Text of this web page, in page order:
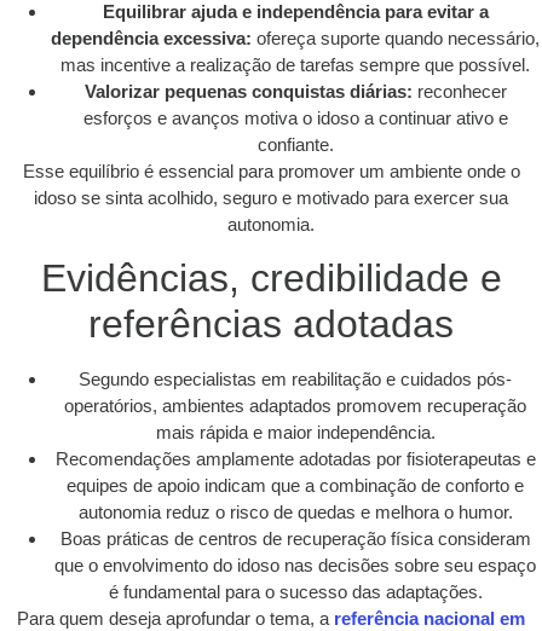
Equilibrar ajuda e independência para evitar a
dependência excessiva: ofereça suporte quando necessário,
mas incentive a realização de tarefas sempre que possível.
Valorizar pequenas conquistas diárias: reconhecer
esforços e avanços motiva o idoso a continuar ativo e
confiante.
Esse equilíbrio é essencial para promover um ambiente onde o
idoso se sinta acolhido, seguro e motivado para exercer sua
autonomia.
Evidências, credibilidade e
referências adotadas
Segundo especialistas em reabilitação e cuidados pós-
operatórios, ambientes adaptados promovem recuperação
mais rápida e maior independência.
Recomendações amplamente adotadas por fisioterapeutas e
equipes de apoio indicam que a combinação de conforto e
autonomia reduz o risco de quedas e melhora o humor.
Boas práticas de centros de recuperação física consideram
que o envolvimento do idoso nas decisões sobre seu espaço
é fundamental para o sucesso das adaptações.
Para quem deseja aprofundar o tema, a referência nacional em